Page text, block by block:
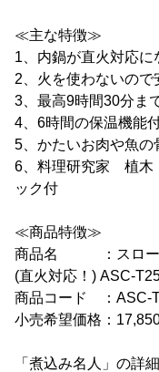
≪主な特徴≫
1、内鍋が直火対応に
2、火を使わないので
3、最高9時間30分ま
4、6時間の保温機能
5、かたいお肉や魚の
6、料理研究家 植木
ック付
≪商品特徴≫
商品名 ：スローク
(直火対応！) ASC-
商品コード ：ASC-
小売希望価格：
「煮込み名人」の詳